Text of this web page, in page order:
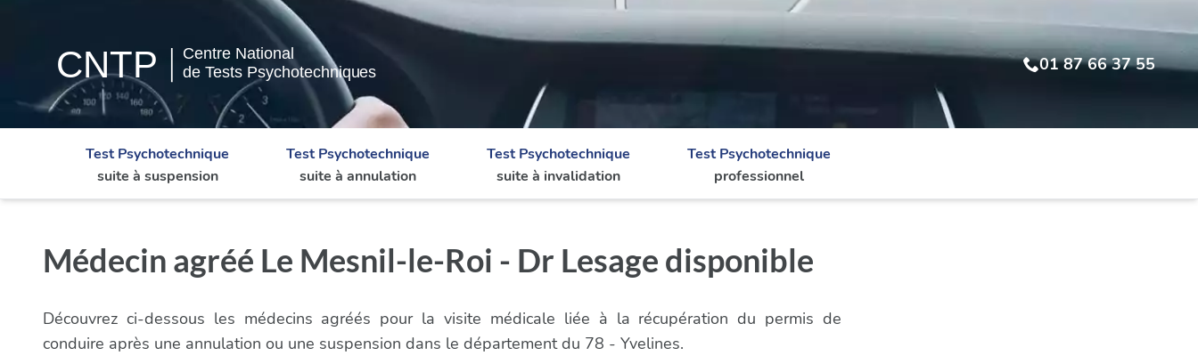
01 87 66 37 55
Test Psychotechnique
suite à suspension
Test Psychotechnique
suite à annulation
Test Psychotechnique
suite à invalidation
Test Psychotechnique
professionnel
Médecin agréé Le Mesnil-le-Roi - Dr Lesage disponible
Découvrez ci-dessous les médecins agréés pour la visite médicale liée à la récupération du permis de
conduire après une annulation ou une suspension dans le département du 78 - Yvelines.